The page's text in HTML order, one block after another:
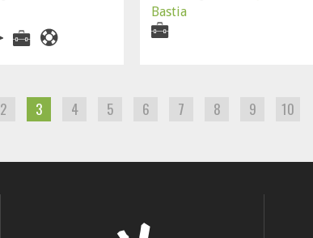
Bastia
2 3 4 5 6 7 8 9 10